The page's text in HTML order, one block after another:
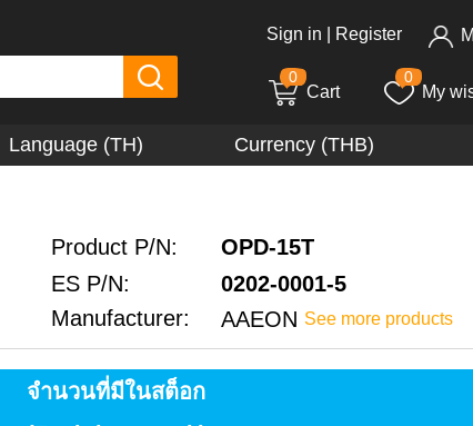
Sign in Register
0
Cart
0
My
Language (TH) Currency (THB)
Product P/N: OPD-15T
ES P/N: 0202-0001-5
Manufacturer: AAEON See more products
จำนวนที่มีในสต็อก